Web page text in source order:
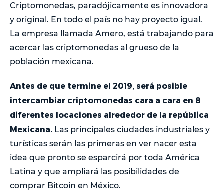
Criptomonedas, paradójicamente es innovadora
y original. En todo el país no hay proyecto igual.
La empresa llamada Amero, está trabajando para
acercar las criptomonedas al grueso de la
población mexicana.
Antes de que termine el 2019, será posible
intercambiar criptomonedas cara a cara en 8
diferentes locaciones alrededor de la república
Mexicana. Las principales ciudades industriales y
turísticas serán las primeras en ver nacer esta
idea que pronto se esparcirá por toda América
Latina y que ampliará las posibilidades de
comprar Bitcoin en México.